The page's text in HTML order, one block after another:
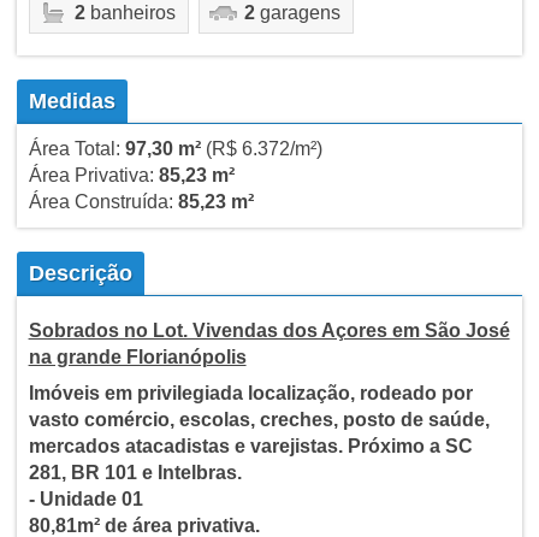
2banheiros 2garagens
Medidas
Área Total: 97,30 m²(R$ 6.372/m²)
Área Privativa: 85,23 m²
Área Construída: 85,23 m²
Descrição
Sobrados no Lot. Vivendas dos Açores em São José
na grande Florianópolis
Imóveis em privilegiada localização, rodeado por
vasto comércio, escolas, creches, posto de saúde,
mercados atacadistas e varejistas. Próximo a SC
281, BR 101 e Intelbras.
- Unidade 01
80,81m² de área privativa.